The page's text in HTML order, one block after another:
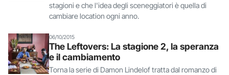
stagioni e che l'idea degli sceneggiatori è quella di
cambiare location ogni anno.
06/10/2015
The Leftovers: La stagione 2, la speranza
e il cambiamento
Torna la serie di Damon Lindelof tratta dal romanzo di